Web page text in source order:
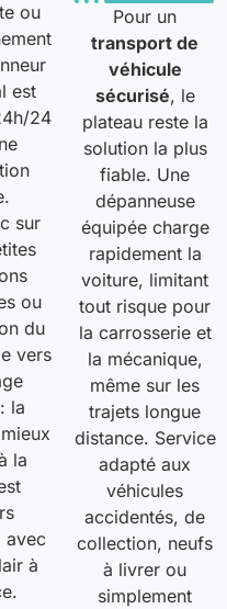
ou
est
24
sur
ou
du
vers
la
la
avec
à
Pour un
transport de
véhicule
sécurisé, le
plateau reste la
solution la plus
fiable. Une
dépanneuse
équipée charge
rapidement la
voiture, limitant
tout risque pour
la carrosserie et
la mécanique,
même sur les
trajets longue
distance. Service
adapté aux
véhicules
accidentés, de
collection, neufs
à livrer ou
simplement